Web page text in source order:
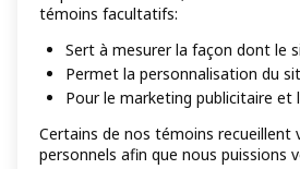
témoins facultatifs:
Sert à mesurer la façon dont le
Permet la personnalisation du
Pour le marketing publicitaire et
Certains de nos témoins recueillent
personnels afin que nous puissions